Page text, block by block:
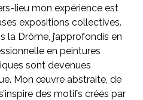
lieu mon expérience est
expositions collectives.
la Drôme, j’approfondis en
en peintures
sont devenues
Mon œuvre abstraite, de
des motifs créés par